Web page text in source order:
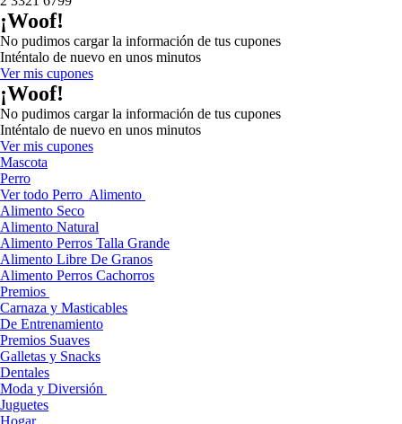
¡Woof!
No pudimos cargar la información de tus cupones
Inténtalo de nuevo en unos minutos
Ver mis cupones
¡Woof!
No pudimos cargar la información de tus cupones
Inténtalo de nuevo en unos minutos
Ver mis cupones
Mascota
Perro
Ver todo Perro Alimento
Alimento Seco
Alimento Natural
Alimento Perros Talla Grande
Alimento Libre De Granos
Alimento Perros Cachorros
Premios
Carnaza y Masticables
De Entrenamiento
Premios Suaves
Galletas y Snacks
Dentales
Moda y Diversión
Juguetes
Hogar